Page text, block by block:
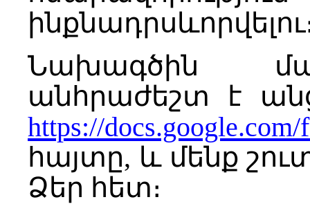
Նախագծին
անհրաժեշտ է
https://
հայտը, և մենք
Ձեր հետ։